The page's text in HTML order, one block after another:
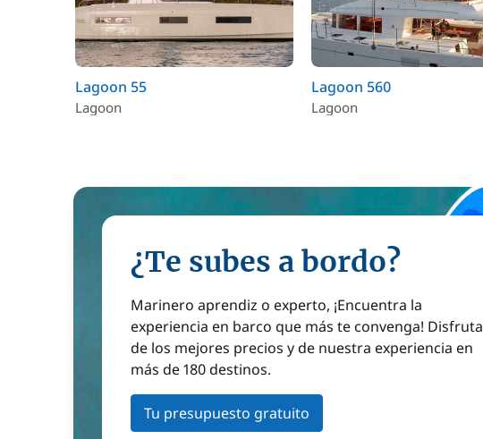
Lagoon 55
Lagoon
Lagoon 560
Lagoon
¿Te subes a bordo?
Marinero aprendiz o experto, ¡Encuentra la
experiencia en barco que más te convenga! Disfruta
de los mejores precios y de nuestra experiencia en
más de 180 destinos.
Tu presupuesto gratuito